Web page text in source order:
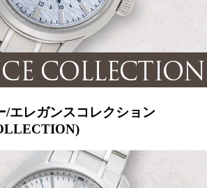
/エレガンスコレクション